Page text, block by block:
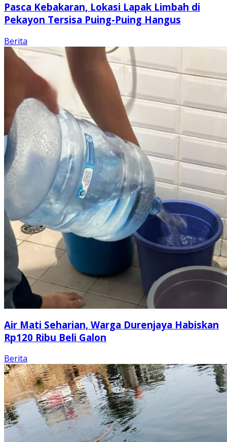
Pasca Kebakaran, Lokasi Lapak Limbah di
Pekayon Tersisa Puing-Puing Hangus
Berita
Air Mati Seharian, Warga Durenjaya Habiskan
Rp120 Ribu Beli Galon
Berita